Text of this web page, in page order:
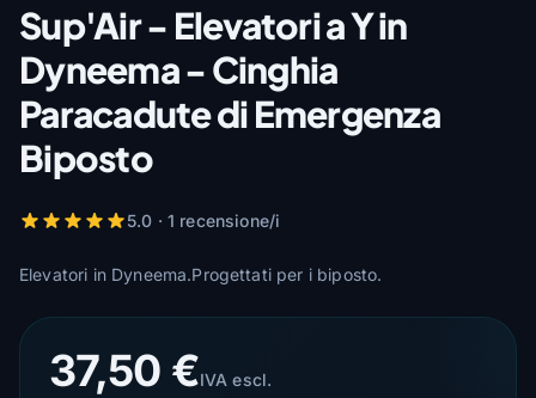
Sup'Air - Elevatori a Y in
Dyneema - Cinghia
Paracadute di Emergenza
Biposto
5.0 · 1 recensione/i
Elevatori in Dyneema.Progettati per i biposto.
37,50 €IVA escl.